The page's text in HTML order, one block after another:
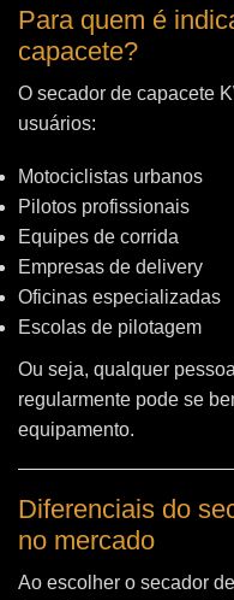
Para quem é
capacete?
O secador de capacete
usuários:
Motociclistas urbanos
Pilotos profissionais
Equipes de corrida
Empresas de delivery
Oficinas especializadas
Escolas de pilotagem
Ou seja, qualquer
regularmente pode se
equipamento.
Diferenciais do
no mercado
Ao escolher o secador